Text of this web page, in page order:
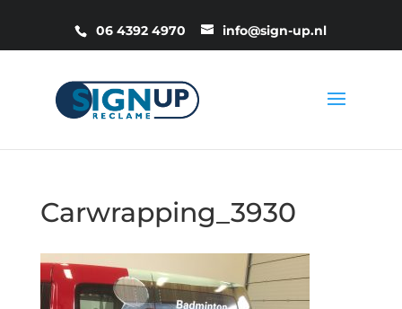
06 4392 4970 info@sign-up.nl
Carwrapping_3930